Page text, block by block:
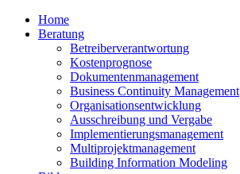
Home
Beratung
Betreiberverantwortung
Kostenprognose
Dokumentenmanagement
Business Continuity Management
Organisationsentwicklung
Ausschreibung und Vergabe
Implementierungsmanagement
Multiprojektmanagement
Building Information Modeling